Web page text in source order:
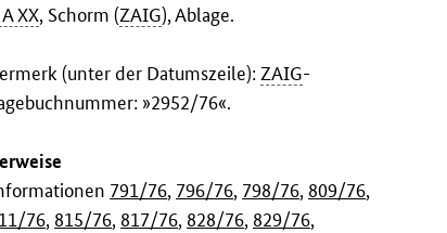
XX, Schorm (ZAIG), Ablage.
(unter der Datumszeile):ZAIG-
»2952/76«.
791/76, 796/76, 798/76, 809/76,
76, 815/76, 817/76, 828/76, 829/76,